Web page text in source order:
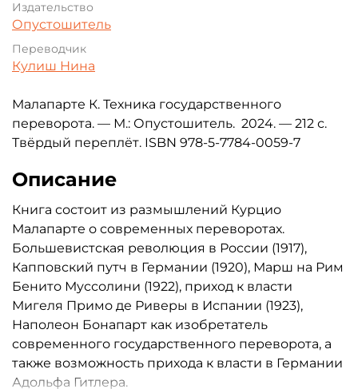
Издательство
Опустошитель
Переводчик
Кулиш Нина
Малапарте К. Техника государственного
переворота. — М.: Опустошитель. 2024. — 212 с.
Твёрдый переплёт. ISBN 978-5-7784-0059-7
Описание
Книга состоит из размышлений Курцио
Малапарте о современных переворотах.
Большевистская революция в России (1917),
Капповский путч в Германии (1920), Марш на Рим
Бенито Муссолини (1922), приход к власти
Мигеля Примо де Риверы в Испании (1923),
Наполеон Бонапарт как изобретатель
современного государственного переворота, а
также возможность прихода к власти в Германии
Адольфа Гитлера.